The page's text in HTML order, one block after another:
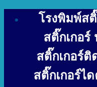
โรงพิมพ์ส
สติ๊กเกอ
สติ๊กเกอร์ติ
สติ๊กเกอร์ไ